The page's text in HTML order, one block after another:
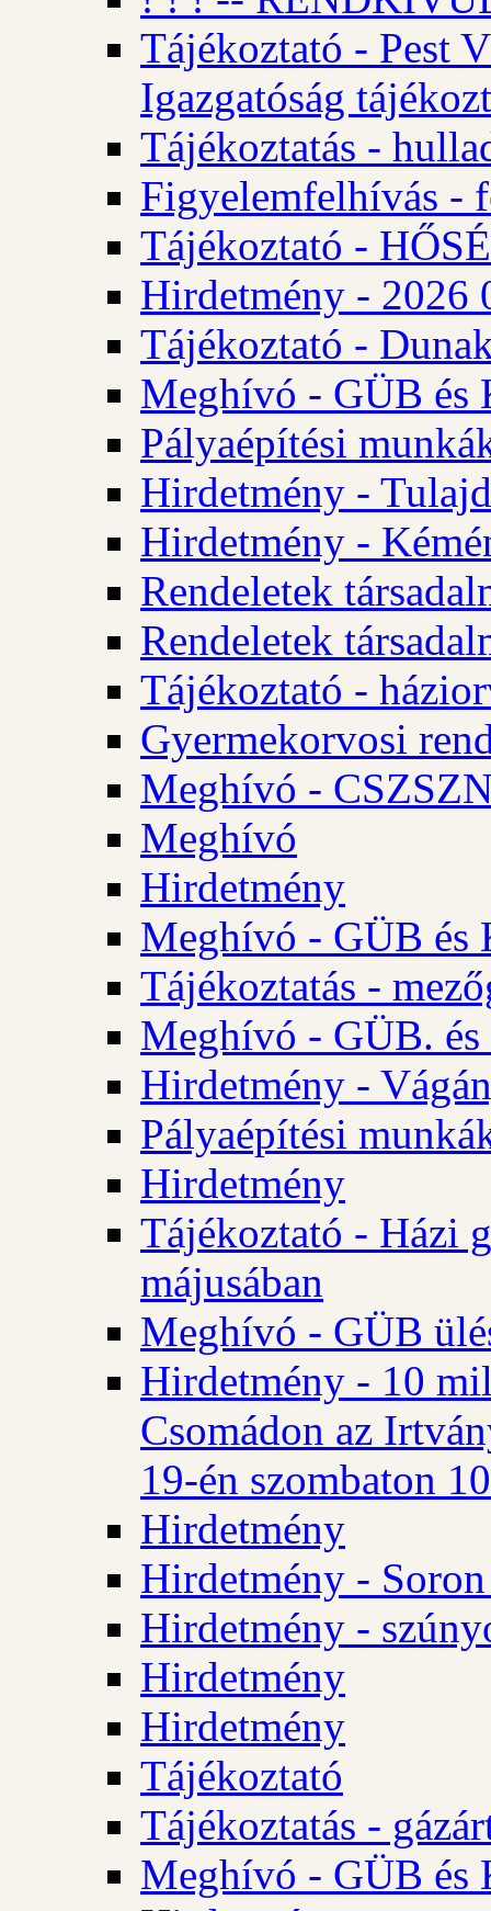
Tájékoztató - Pest
Igazgatóság
Tájékoztatás -
Figyelemfelhívás -
Tájékoztató -
Hirdetmény - 2026
Tájékoztató -
Meghívó - GÜB és
Pályaépítési
Hirdetmény -
Hirdetmény -
Rendeletek
Rendeletek
Tájékoztató -
Gyermekorvosi
Meghívó -
Meghívó
Hirdetmény
Meghívó - GÜB és
Tájékoztatás -
Meghívó - GÜB.
Hirdetmény -
Pályaépítési
Hirdetmény
Tájékoztató - Házi
májusában
Meghívó - GÜB
Hirdetmény - 10
Csomádon az
19-én szombaton
Hirdetmény
Hirdetmény -
Hirdetmény -
Hirdetmény
Hirdetmény
Tájékoztató
Tájékoztatás -
Meghívó - GÜB és